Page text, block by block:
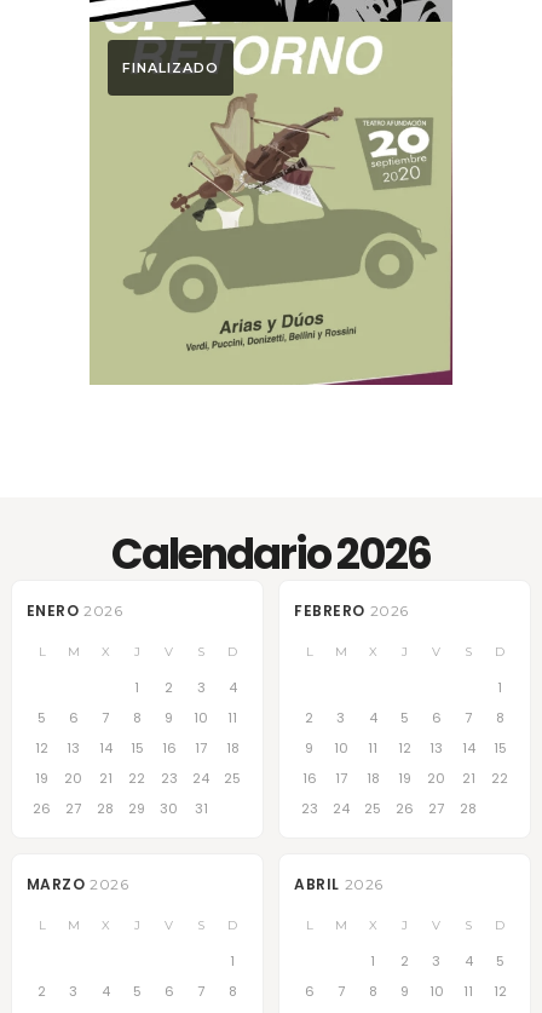
OPERACIÓN
RETORNO. Otoño
Lírico 2020
Otoño Lírico
FINALIZADO
Calendario 2026
ENERO 2026
L M X J V S D
1 2 3
4
5
6 7 8 9 10
11
12
13 14 15 16 17
18
19
20 21 22 23 24
25
26
27 28 29 30 31
FEBRERO 2026
L M X J V S D
1
2
3 4 5 6 7
8
9
10 11 12 13 14
15
16
17 18 19 20 21
22
23
24 25 26 27 28
MARZO 2026
L M X J V S D
1
2
3 4 5 6 7
8
ABRIL 2026
L M X J V S D
1 2 3 4
5
6
7 8 9 10 11
12